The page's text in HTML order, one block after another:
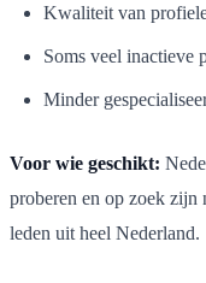
Kwaliteit van
Soms veel inactieve
Minder
Voor wie geschikt:
proberen en op zoek zijn
leden uit heel Nederland.